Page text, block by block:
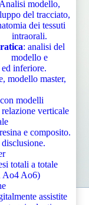
Analisi modello,
del tracciato,
dei tessuti
intraorali.
: analisi del
modello e
inferiore.
modello master,
modelli
verticale
e composito.
totali a totale
Ao4 Ao6)
assistite